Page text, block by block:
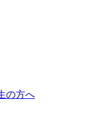
の方へ